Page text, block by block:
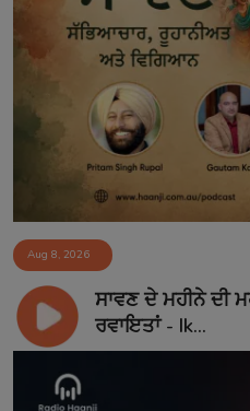
Aug 8, 2026
ਸਾਵਣ ਦੇ ਮਹੀਨੇ ਦੀ
ਰਵਾਇਤਾਂ - Ik...